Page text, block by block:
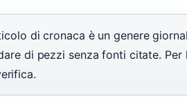
di cronaca è un genere
di pezzi senza fonti citate. Per